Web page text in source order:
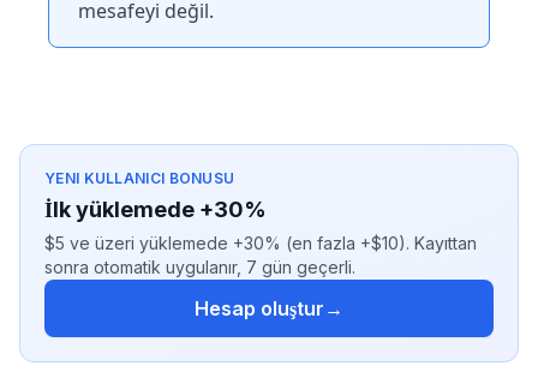
mesafeyi değil.
YENI KULLANICI BONUSU
İlk yüklemede +30%
$5 ve üzeri yüklemede +30% (en fazla +$10). Kayıttan
sonra otomatik uygulanır, 7 gün geçerli.
Hesap oluştur →